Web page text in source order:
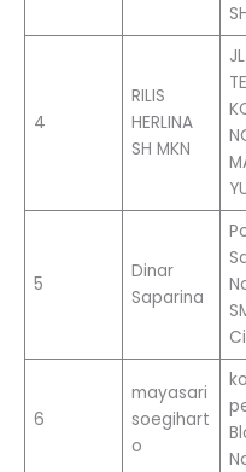
4
RILIS
HERLINA
SH MKN
JL.
5
Dinar
Saparina
6
mayasari
soegihart
o